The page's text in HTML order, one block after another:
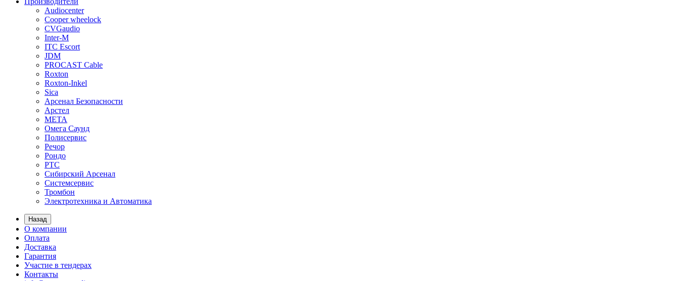
Audiocenter
Cooper wheelock
CVGaudio
Inter-M
ITC Escort
JDM
PROCAST Cable
Roxton
Roxton-Inkel
Sica
Арсенал Безопасности
Арстел
МЕТА
Омега Саунд
Полисервис
Речор
Рондо
РТС
Сибирский Арсенал
Системсервис
Тромбон
Электротехника и Автоматика
Назад
О компании
Оплата
Доставка
Гарантия
Участие в тендерах
Контакты